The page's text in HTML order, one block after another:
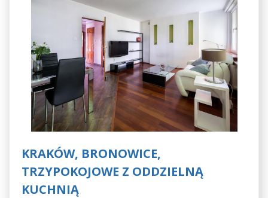
KRAKÓW, BRONOWICE,
TRZYPOKOJOWE Z ODDZIELNĄ
KUCHNIĄ